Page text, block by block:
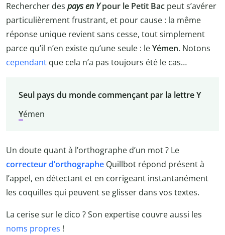
Rechercher des pays en Ypour le Petit Bac peut s’avérer
particulièrement frustrant, et pour cause : la même
réponse unique revient sans cesse, tout simplement
parce qu’il n’en existe qu’une seule : leYémen. Notons
cependant que cela n’a pas toujours été le cas…
Seul pays du monde commençant par la lettre Y
Yémen
Un doute quant à l’orthographe d’un mot ? Le
correcteur d’orthographe Quillbot répond présent à
l’appel, en détectant et en corrigeant instantanément
les coquilles qui peuvent se glisser dans vos textes.
La cerise sur le dico ? Son expertise couvre aussi les
noms propres !